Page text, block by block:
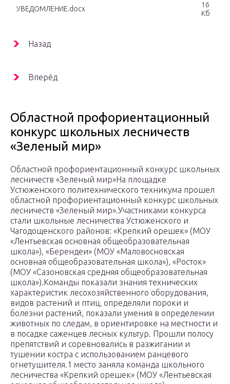
УВЕДОМЛЕНИЕ.docx
16
Кб
Назад
Вперёд
Областной профориентационный
конкурс школьных лесничеств
«Зеленый мир»
Областной профориентационный конкурс школьных
лесничеств «Зеленый мир»На площадке
Устюженского политехнического техникума прошел
областной профориентационный конкурс школьных
лесничеств «Зеленый мир».Участниками конкурса
стали школьные лесничества Устюженского и
Чагодощенского районов: «Крепкий орешек» (МОУ
«Лентьевская основная общеобразовательная
школа»), «Берендеи» (МОУ «Маловосновская
основная общеобразовательная школа»), «Росток»
(МОУ «Сазоновская средняя общеобразовательная
школа»).Команды показали знания технических
характеристик лесохозяйственного оборудования,
видов растений и птиц, определяли пороки и
болезни растений, показали умения в определении
животных по следам, в ориентировке на местности и
в посадке саженцев лесных культур. Прошли полосу
препятствий и соревновались в разжигании и
тушении костра с использованием ранцевого
огнетушителя.1 место заняла команда школьного
лесничества «Крепкий орешек» (МОУ «Лентьевская